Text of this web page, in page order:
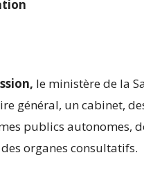
le ministère de la
général, un cabinet,
publics autonomes,
organes consultatifs.